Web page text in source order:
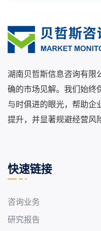
湖南贝哲斯信息咨询有限
确的市场见解。我们始终
与时俱进的眼光，帮助企
提升，并显著规避经营风
快速链接
咨询业务
研究报告